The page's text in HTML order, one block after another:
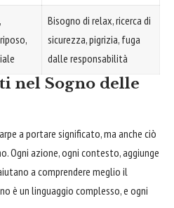
Bisogno di relax, ricerca di
sicurezza, pigrizia, fuga
dalle responsabilità
nel Sogno delle
a portare significato, ma anche ciò
Ogni azione, ogni contesto, aggiunge
a comprendere meglio il
è un linguaggio complesso, e ogni